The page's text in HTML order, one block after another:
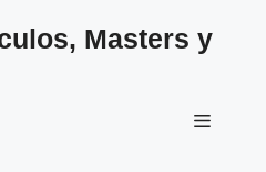
Masters y
Menú